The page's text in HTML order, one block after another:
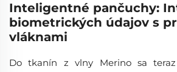
Inteligentné pančuchy:
biometrických údajov s
vláknami
Do tkanín z vlny Merino sa